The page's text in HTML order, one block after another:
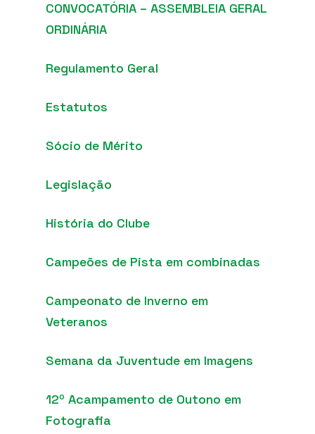
CONVOCATÓRIA – ASSEMBLEIA GERAL
ORDINÁRIA
Regulamento Geral
Estatutos
Sócio de Mérito
Legislação
História do Clube
Campeões de Pista em combinadas
Campeonato de Inverno em
Veteranos
Semana da Juventude em Imagens
12º Acampamento de Outono em
Fotografia